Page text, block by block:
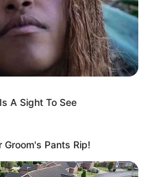
A Sight To See
Pants Rip!